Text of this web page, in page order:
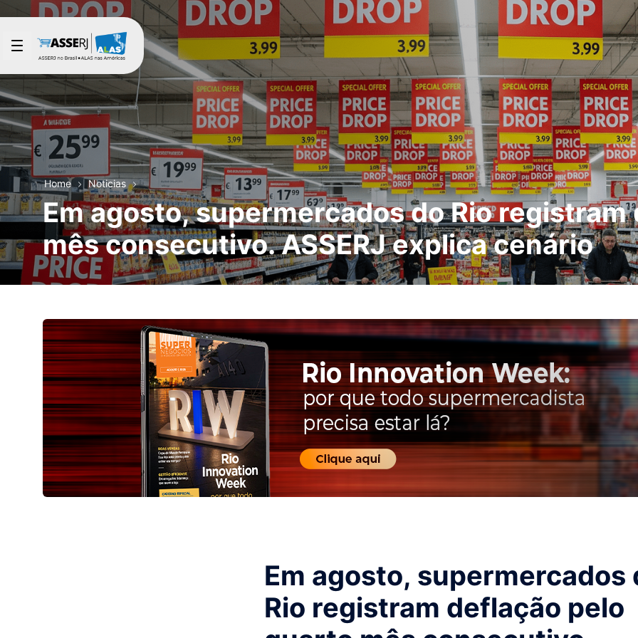
Saltar al contenido principal
Home Noticias
Em agosto, supermercados do Rio
mês consecutivo. ASSERJ explica cenário
Em agosto, supermercados
Rio registram deflação pelo